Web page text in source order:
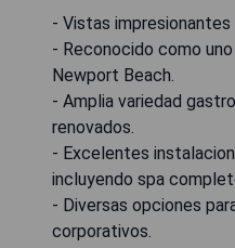
- Vistas impresionantes
- Reconocido como
Newport Beach.
- Amplia variedad
renovados.
- Excelentes
incluyendo spa
- Diversas opciones
corporativos.